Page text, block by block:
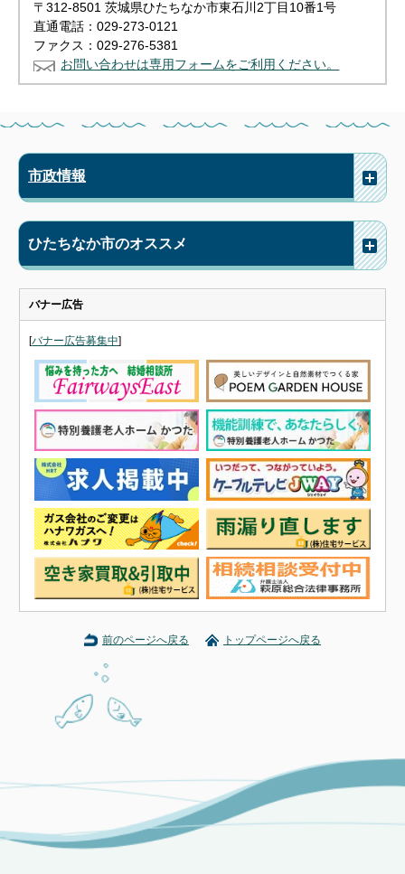
〒312-8501 茨城県ひたちなか市東石川2丁目10番1号
直通電話：029-273-0121
ファクス：029-276-5381
お問い合わせは専用フォームをご利用ください。
市政情報
ひたちなか市のオススメ
バナー広告
[バナー広告募集中]
前のページへ戻る トップページへ戻る